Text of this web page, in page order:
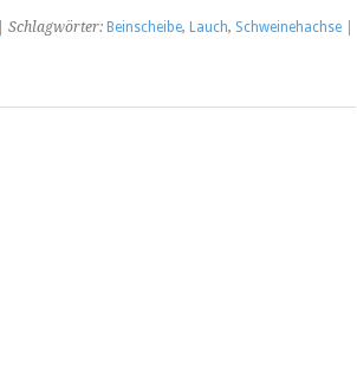
| Schlagwörter: Beinscheibe, Lauch, Schweinehachse